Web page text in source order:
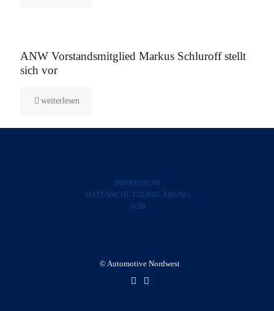
ANW Vorstandsmitglied Markus Schluroff stellt
sich vor
weiterlesen
IMPRESSUM
DATENSCHUTZERKLÄRUNG
AGB
© Automotive Nordwest